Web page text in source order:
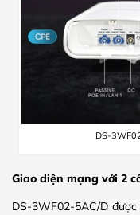
DS-
Giao diện mạng với 2
DS-3WF02-5AC/D